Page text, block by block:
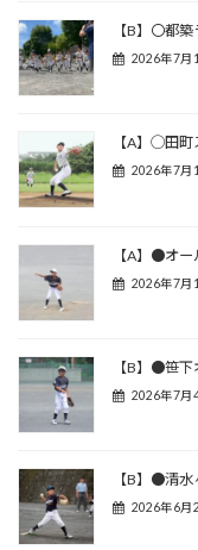
【B】〇都
2026年7月
【A】◯田
2026年7月
【A】●オ
2026年7月
【B】●笹下
2026年7月
【B】●清
2026年6月